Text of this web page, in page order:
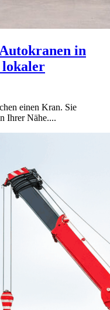
in
lokaler
einen Kran. Sie
Ihrer Nähe....